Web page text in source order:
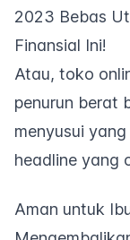
2023 Bebas
Finansial Ini!
Atau, toko
penurun berat
menyusui
headline yang
Aman untuk